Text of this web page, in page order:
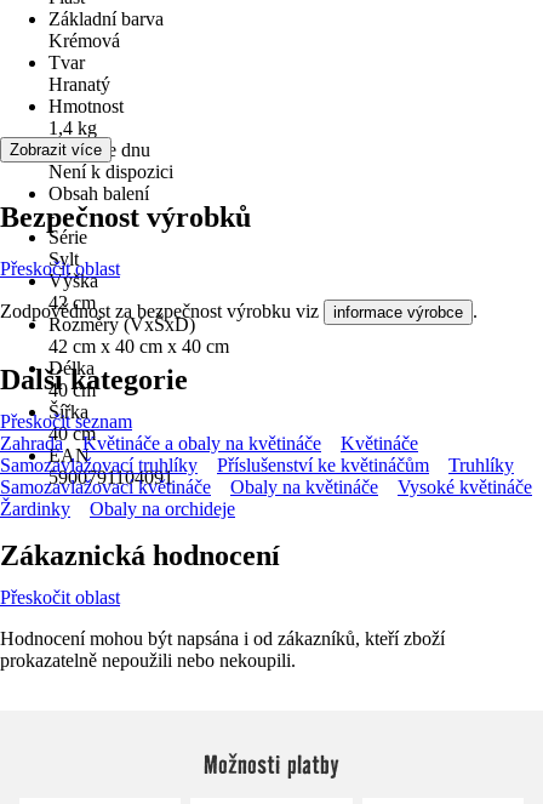
Základní barva
Krémová
Tvar
Hranatý
Hmotnost
1,4 kg
Otvor ve dnu
Není k dispozici
Obsah balení
-
Série
Sylt
Výška
42 cm
Rozměry (VxŠxD)
42 cm x 40 cm x 40 cm
Délka
40 cm
Šířka
40 cm
EAN
5900791104091
Zobrazit více
Bezpečnost výrobků
Přeskočit oblast
Zodpovědnost za bezpečnost výrobku viz informace výrobce .
Další kategorie
Přeskočit seznam
Zahrada
Květináče a obaly na květináče
Květináče
Samozavlažovací truhlíky
Příslušenství ke květináčům
Truhlíky
Samozavlažovací květináče
Obaly na květináče
Vysoké květináče
Žardinky
Obaly na orchideje
Zákaznická hodnocení
Přeskočit oblast
Hodnocení mohou být napsána i od zákazníků, kteří zboží
prokazatelně nepoužili nebo nekoupili.
Možnosti platby